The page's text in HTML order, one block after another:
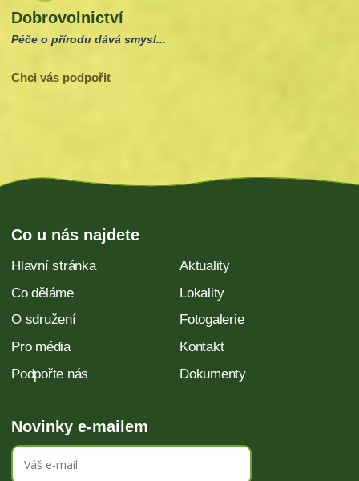
Dobrovolnictví
Péče o přírodu dává smysl...
Chci vás podpořit
Co u nás najdete
Hlavní stránka
Aktuality
Co děláme
Lokality
O sdružení
Fotogalerie
Pro média
Kontakt
Podpořte nás
Dokumenty
Novinky e-mailem